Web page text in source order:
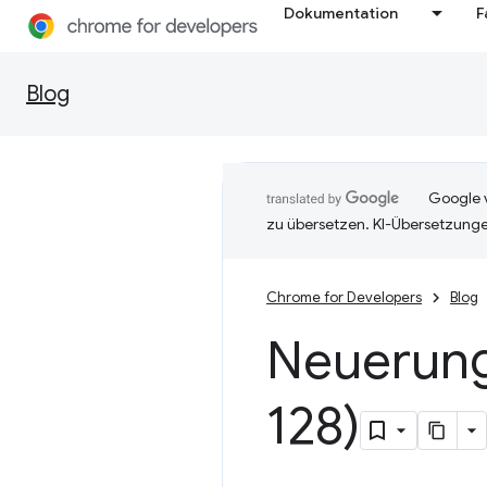
Dokumentation
Blog
Google
zu übersetzen. KI-
Chrome for Developers Blog
128)